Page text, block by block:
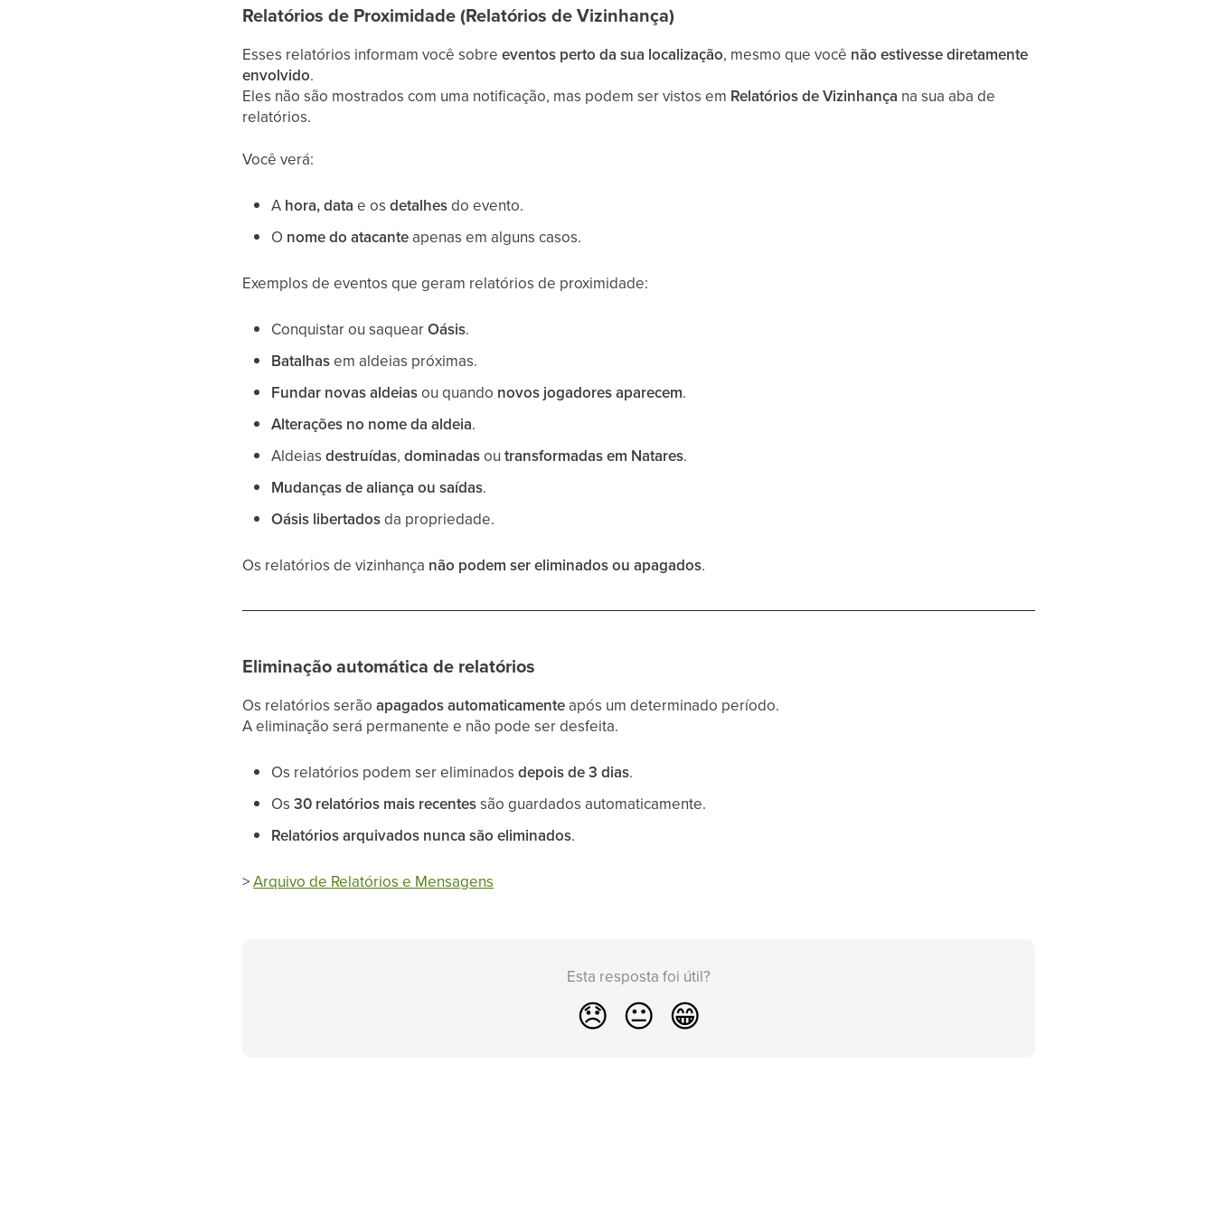
Relatórios de Proximidade (Relatórios de Vizinhança)
Esses relatórios informam você sobreeventos perto da sua localização, mesmo que você não estivesse diretamente
envolvido.
Eles não são mostrados com uma notificação, mas podem ser vistos em Relatórios de Vizinhança na sua aba de
relatórios.
Você verá:
A hora, data e osdetalhesdo evento.
O nome do atacante apenas em alguns casos.
Exemplos de eventos que geram relatórios de proximidade:
Conquistar ou saquearOásis.
Batalhasem aldeias próximas.
Fundar novas aldeiasou quando novos jogadores aparecem.
Alterações no nome da aldeia.
Aldeiasdestruídas,dominadasoutransformadas em Natares.
Mudanças de aliança ou saídas.
Oásis libertadosda propriedade.
Os relatórios de vizinhança não podem ser eliminados ou apagados.
Eliminação automática de relatórios
Os relatórios serãoapagados automaticamente após um determinado período.
A eliminação será permanente e não pode ser desfeita.
Os relatórios podem ser eliminadosdepois de 3 dias.
Os30 relatórios mais recentessão guardados automaticamente.
Relatórios arquivados nunca são eliminados.
>Arquivo de Relatórios e Mensagens
Esta resposta foi útil?
😞 😐 😁